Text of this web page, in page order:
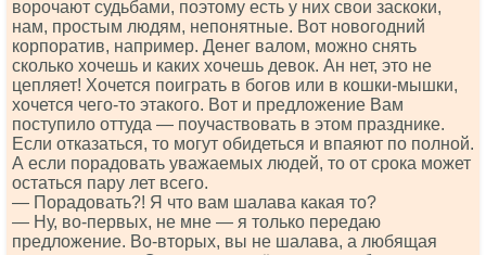
ворочают судьбами, поэтому есть у них свои заскоки,
нам, простым людям, непонятные. Вот новогодний
корпоратив, например. Денег валом, можно снять
сколько хочешь и каких хочешь девок. Ан нет, это не
цепляет! Хочется поиграть в богов или в кошки-мышки,
хочется чего-то этакого. Вот и предложение Вам
поступило оттуда — поучаствовать в этом празднике.
Если отказаться, то могут обидеться и впаяют по полной.
А если порадовать уважаемых людей, то от срока может
остаться пару лет всего.
— Порадовать?! Я что вам шалава какая то?
— Ну, во-первых, не мне — я только передаю
предложение. Во-вторых, вы не шалава, а любящая